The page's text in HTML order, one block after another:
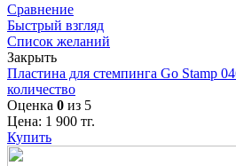
Сравнение
Быстрый взгляд
Список желаний
Закрыть
Пластина для стемпинга Go Stamp
количество
Оценка 0 из 5
Цена: 1 900 тг.
Купить